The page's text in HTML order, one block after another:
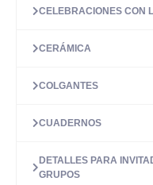
CELEBRACIONES CON
CERÁMICA
COLGANTES
CUADERNOS
DETALLES PARA
GRUPOS